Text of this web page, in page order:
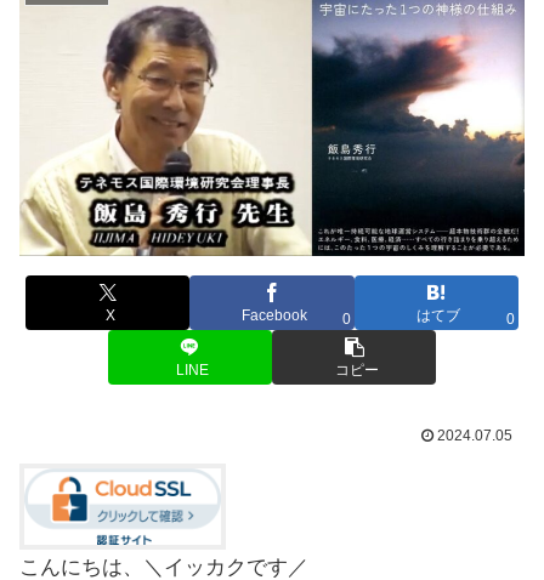
X Facebook 0 はてブ 0
LINE コピー
2024.07.05
こんにちは、＼イッカクです／